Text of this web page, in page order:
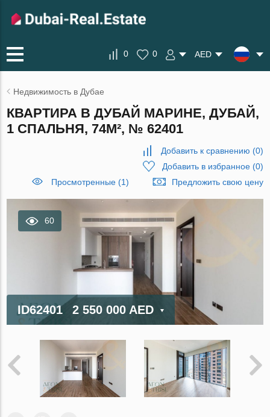
0 0 AED
Недвижимость в Дубае
КВАРТИРА В ДУБАЙ МАРИНЕ, ДУБАЙ,
1 СПАЛЬНЯ, 74М², № 62401
Добавить к сравнению (0)
Добавить в избранное(0)
Просмотренные (1)
Предложить свою цену
60
ID62401 2 550 000 AED